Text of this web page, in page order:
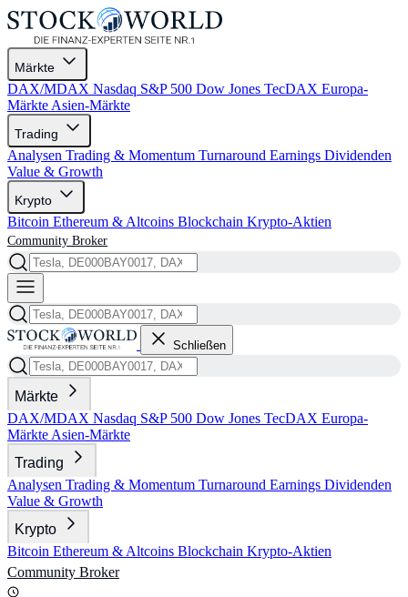
Märkte
DAX/MDAX Nasdaq S&P 500 Dow Jones TecDAX Europa-
Märkte Asien-Märkte
Trading
Analysen Trading & Momentum Turnaround Earnings Dividenden
Value & Growth
Krypto
Bitcoin Ethereum & Altcoins Blockchain Krypto-Aktien
Community Broker
Schließen
Märkte
DAX/MDAX Nasdaq S&P 500 Dow Jones TecDAX Europa-
Märkte Asien-Märkte
Trading
Analysen Trading & Momentum Turnaround Earnings Dividenden
Value & Growth
Krypto
Bitcoin Ethereum & Altcoins Blockchain Krypto-Aktien
Community Broker